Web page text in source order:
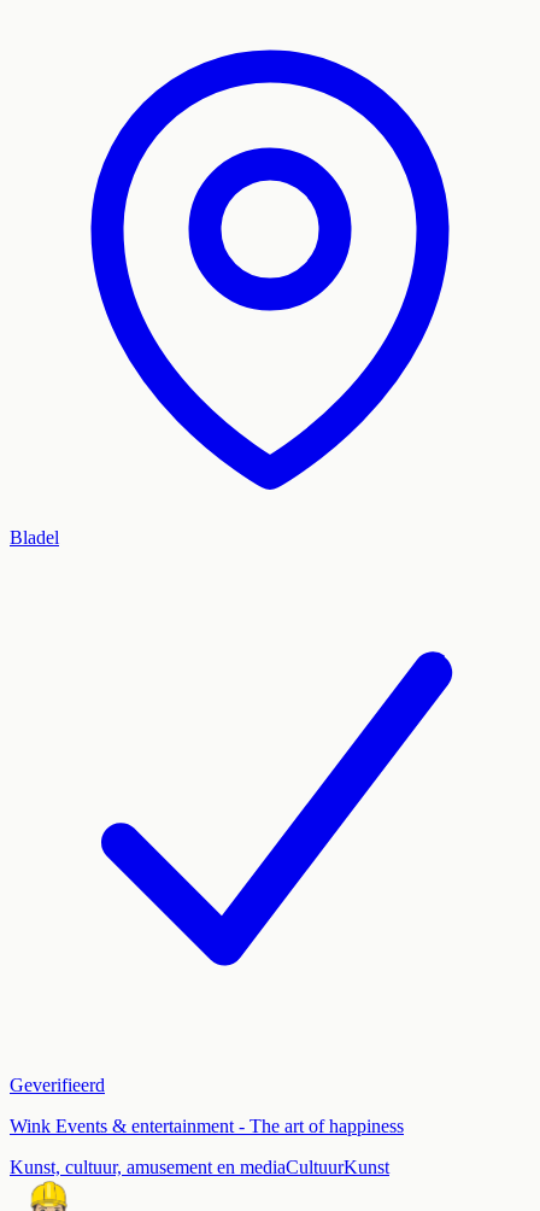
Bladel
Geverifieerd
Wink Events & entertainment - The art of happiness
Kunst, cultuur, amusement en mediaCultuurKunst